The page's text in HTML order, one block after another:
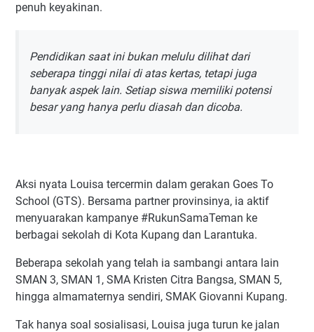
penuh keyakinan.
Pendidikan saat ini bukan melulu dilihat dari
seberapa tinggi nilai di atas kertas, tetapi juga
banyak aspek lain. Setiap siswa memiliki potensi
besar yang hanya perlu diasah dan dicoba.
Aksi nyata Louisa tercermin dalam gerakan Goes To
School (GTS). Bersama partner provinsinya, ia aktif
menyuarakan kampanye #RukunSamaTeman ke
berbagai sekolah di Kota Kupang dan Larantuka.
Beberapa sekolah yang telah ia sambangi antara lain
SMAN 3, SMAN 1, SMA Kristen Citra Bangsa, SMAN 5,
hingga almamaternya sendiri, SMAK Giovanni Kupang.
Tak hanya soal sosialisasi, Louisa juga turun ke jalan